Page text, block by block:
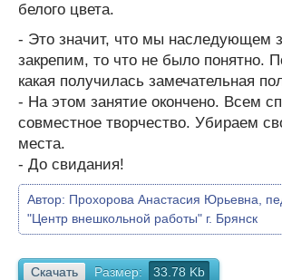
белого цвета.
- Это значит, что мы наследующем
закрепим, то что не было понятно.
какая получилась замечательная
- На этом занятие окончено. Всем
совместное творчество. Убираем
места.
- До свидания!
Автор: Прохорова Анастасия Юрьевна,
"Центр внешкольной работы" г. Брянск
Скачать Размер: 33.78 Kb